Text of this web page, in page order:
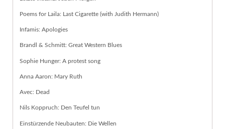
Poems for Laila: Last Cigarette (with Judith Hermann)
Infamis: Apologies
Brandl & Schmitt: Great Western Blues
Sophie Hunger: A protest song
Anna Aaron: Mary Ruth
Avec: Dead
Nils Koppruch: Den Teufel tun
Einstürzende Neubauten: Die Wellen